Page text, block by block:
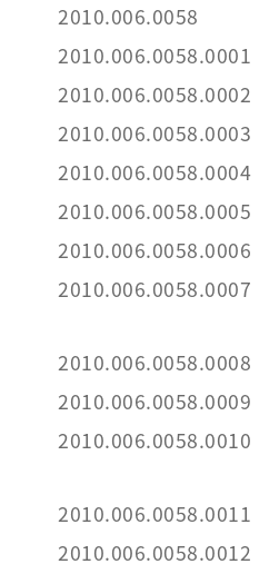
2010.006.0058
2010.006.0058.0001
2010.006.0058.0002
2010.006.0058.0003
2010.006.0058.0004
2010.006.0058.0005
2010.006.0058.0006
2010.006.0058.0007
2010.006.0058.0008
2010.006.0058.0009
2010.006.0058.0010
2010.006.0058.0011
2010.006.0058.0012